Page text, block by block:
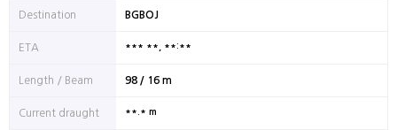
Destination BGBOJ
ETA *** **, **:**
Length / Beam 98 / 16 m
Current draught **.* m